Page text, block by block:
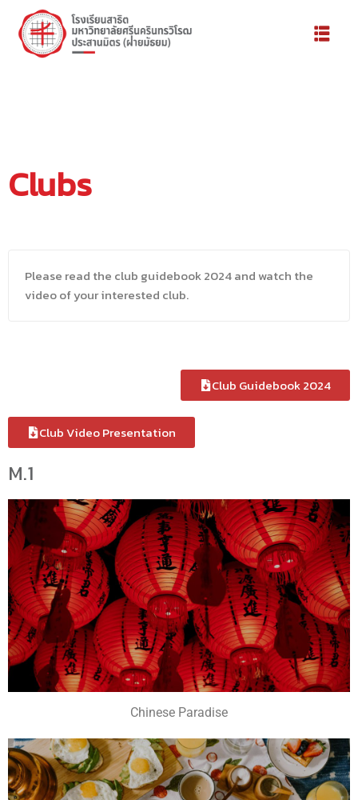
Clubs
Please read the club guidebook 2024 and watch the
video of your interested club.
Club Guidebook 2024
Club Video Presentation
M.1
Chinese Paradise